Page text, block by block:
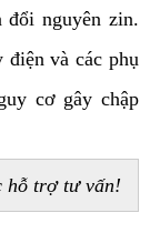
đổi nguyên zin.
điện và các phụ
cơ gây chập
hỗ trợ tư vấn!